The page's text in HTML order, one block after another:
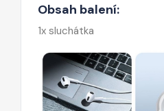
Obsah balení:
1x sluchátka